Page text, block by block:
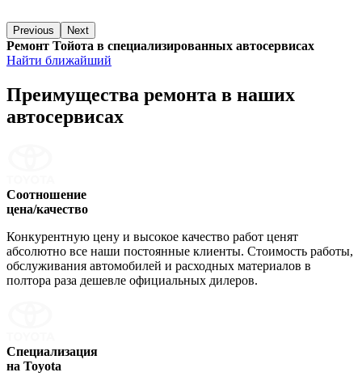
Previous Next
Ремонт Тойота в специализированных автосервисах
Найти ближайший
Преимущества ремонта в наших
автосервисах
Соотношение
цена/качество
Конкурентную цену и высокое качество работ ценят
абсолютно все наши постоянные клиенты. Стоимость работы,
обслуживания автомобилей и расходных материалов в
полтора раза дешевле официальных дилеров.
Специализация
на Toyota